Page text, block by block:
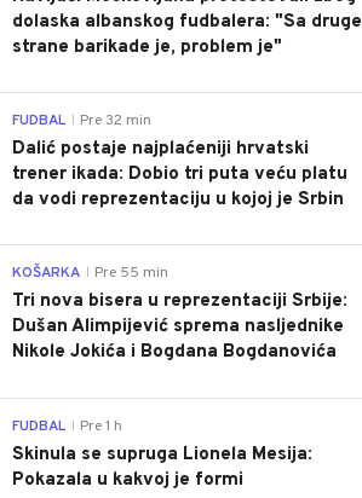
dolaska albanskog fudbalera: "Sa druge
strane barikade je, problem je"
FUDBAL Pre 32 min
Dalić postaje najplaćeniji hrvatski
trener ikada: Dobio tri puta veću platu
da vodi reprezentaciju u kojoj je Srbin
KOŠARKA Pre 55 min
Tri nova bisera u reprezentaciji Srbije:
Dušan Alimpijević sprema nasljednike
Nikole Jokića i Bogdana Bogdanovića
FUDBAL Pre 1 h
Skinula se supruga Lionela Mesija:
Pokazala u kakvoj je formi